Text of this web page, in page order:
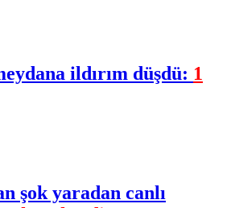
ildırım düşdü: 1
şok yaradan canlı